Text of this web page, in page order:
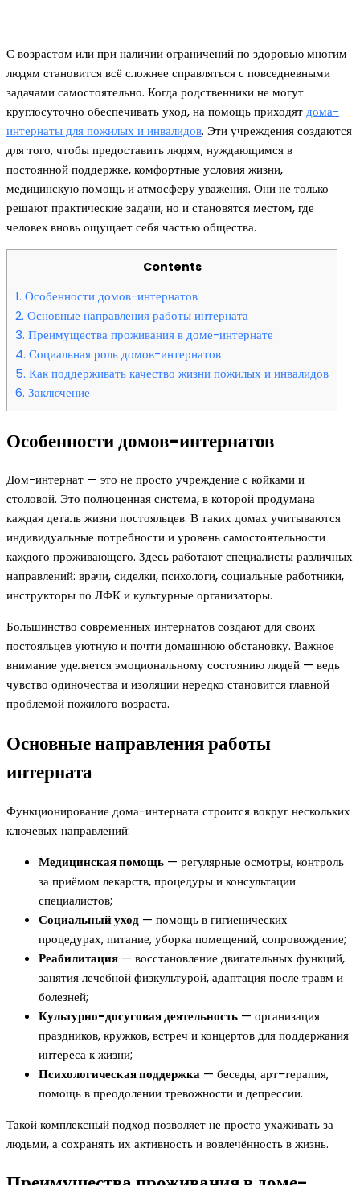
С возрастом или при наличии ограничений по здоровью многим
людям становится всё сложнее справляться с повседневными
задачами самостоятельно. Когда родственники не могут
круглосуточно обеспечивать уход, на помощь приходятдома-
интернаты для пожилых и инвалидов. Эти учреждения создаются
для того, чтобы предоставить людям, нуждающимся в
постоянной поддержке, комфортные условия жизни,
медицинскую помощь и атмосферу уважения. Они не только
решают практические задачи, но и становятся местом, где
человек вновь ощущает себя частью общества.
Contents
1. Особенности домов-интернатов
2. Основные направления работы интерната
3. Преимущества проживания в доме-интернате
4. Социальная роль домов-интернатов
5. Как поддерживать качество жизни пожилых и инвалидов
6. Заключение
Особенности домов-интернатов
Дом-интернат — это не просто учреждение с койками и
столовой. Это полноценная система, в которой продумана
каждая деталь жизни постояльцев. В таких домах учитываются
индивидуальные потребности и уровень самостоятельности
каждого проживающего. Здесь работают специалисты различных
направлений: врачи, сиделки, психологи, социальные работники,
инструкторы по ЛФК и культурные организаторы.
Большинство современных интернатов создают для своих
постояльцев уютную и почти домашнюю обстановку. Важное
внимание уделяется эмоциональному состоянию людей — ведь
чувство одиночества и изоляции нередко становится главной
проблемой пожилого возраста.
Основные направления работы
интерната
Функционирование дома-интерната строится вокруг нескольких
ключевых направлений:
Медицинская помощь — регулярные осмотры, контроль
за приёмом лекарств, процедуры и консультации
специалистов;
Социальный уход — помощь в гигиенических
процедурах, питание, уборка помещений, сопровождение;
Реабилитация — восстановление двигательных функций,
занятия лечебной физкультурой, адаптация после травм и
болезней;
Культурно-досуговая деятельность — организация
праздников, кружков, встреч и концертов для поддержания
интереса к жизни;
Психологическая поддержка — беседы, арт-терапия,
помощь в преодолении тревожности и депрессии.
Такой комплексный подход позволяет не просто ухаживать за
людьми, а сохранять их активность и вовлечённость в жизнь.